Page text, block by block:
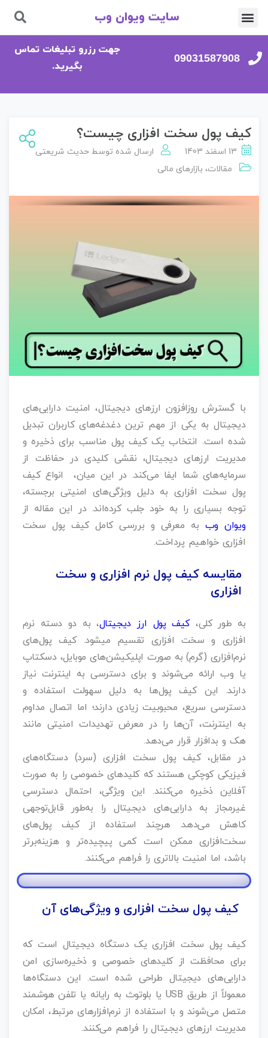
سایت ویوان وب
09031587908
جهت رزرو تبلیغات تماس
بگیرید.
کیف پول سخت‌ افزاری چیست؟
13 اسفند 1403 ارسال شده توسط حدیث شریعتی
مقالات، بازارهای مالی
با گسترش روزافزون ارزهای دیجیتال، امنیت دارایی‌های
دیجیتال به یکی از مهم‌ ترین دغدغه‌های کاربران تبدیل
شده است. انتخاب یک کیف پول مناسب برای ذخیره و
مدیریت ارزهای دیجیتال، نقشی کلیدی در حفاظت از
سرمایه‌های شما ایفا می‌کند. در این میان، انواع کیف
پول‌ سخت‌ افزاری به دلیل ویژگی‌های امنیتی برجسته،
توجه بسیاری را به خود جلب کرده‌اند. در این مقاله از
ویوان وب به معرفی و بررسی کامل کیف پول سخت‌
افزاری خواهیم پرداخت.
مقایسه کیف پول نرم‌ افزاری و سخت‌
افزاری
به طور کلی،کیف پول ارز دیجیتال، به دو دسته نرم
افزاری و سخت افزاری تقسیم میشود. کیف پول‌های
نرم‌افزاری (گرم) به صورت اپلیکیشن‌های موبایل، دسکتاپ
یا وب ارائه می‌شوند و برای دسترسی به اینترنت نیاز
دارند. این کیف پول‌ها به دلیل سهولت استفاده و
دسترسی سریع، محبوبیت زیادی دارند؛ اما اتصال مداوم
به اینترنت، آن‌ها را در معرض تهدیدات امنیتی مانند
هک و بدافزار قرار می‌دهد.
در مقابل، کیف پول‌ سخت‌ افزاری (سرد) دستگاه‌های
فیزیکی کوچکی هستند که کلیدهای خصوصی را به صورت
آفلاین ذخیره می‌کنند. این ویژگی، احتمال دسترسی
غیرمجاز به دارایی‌های دیجیتال را به‌طور قابل‌توجهی
کاهش می‌دهد. هرچند استفاده از کیف پول‌های
سخت‌افزاری ممکن است کمی پیچیده‌تر و هزینه‌برتر
باشد، اما امنیت بالاتری را فراهم می‌کنند.
کیف پول سخت‌ افزاری و ویژگی‌های آن
کیف پول سخت‌ افزاری یک دستگاه دیجیتال است که
برای محافظت از کلیدهای خصوصی و ذخیره‌سازی امن
دارایی‌های دیجیتال طراحی شده است. این دستگاه‌ها
معمولاً از طریق USB یا بلوتوث به رایانه یا تلفن هوشمند
متصل می‌شوند و با استفاده از نرم‌افزارهای مرتبط، امکان
مدیریت ارزهای دیجیتال را فراهم می‌کنند.